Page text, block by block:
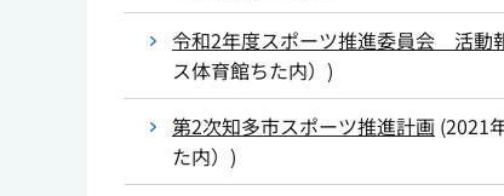
令和2年度スポーツ推進委員会 活動
ス体育館ちた内） )
第2次知多市スポーツ推進計画 (2021
た内） )